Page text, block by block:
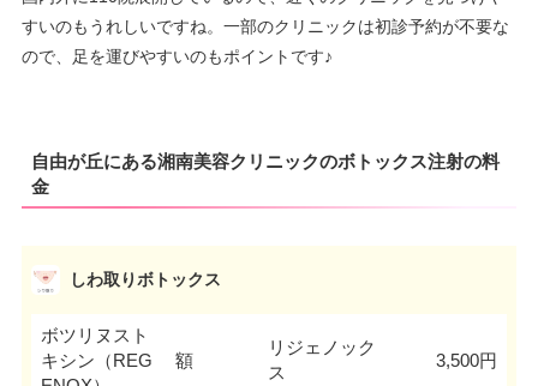
すいのもうれしいですね。一部のクリニックは初診予約が不要な
ので、足を運びやすいのもポイントです♪
自由が丘にある湘南美容クリニックのボトックス注射の料
金
しわ取りボトックス
ボツリヌスト
キシン（REG
額
リジェノック
ス
3,500円